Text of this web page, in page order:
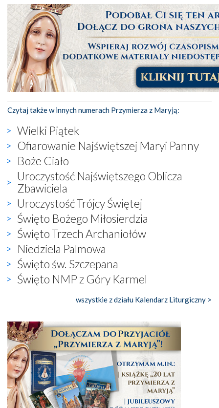
Czytaj także w innych numerach Przymierza z Maryją:
Wielki Piątek
Ofiarowanie Najświętszej Maryi Panny
Boże Ciało
Uroczystość Najświętszego Oblicza
Zbawiciela
Uroczystość Trójcy Świętej
Święto Bożego Miłosierdzia
Święto Trzech Archaniołów
Niedziela Palmowa
Święto św. Szczepana
Święto NMP z Góry Karmel
wszystkie z działu Kalendarz Liturgiczny >